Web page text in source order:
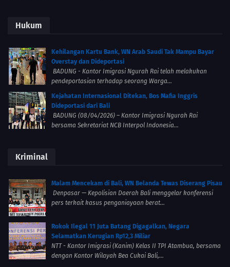
Hukum
Kehilangan Kartu Bank, WN Arab Saudi Tak Mampu Bayar
Overstay dan Dideportasi
BADUNG - Kantor Imigrasi Ngurah Rai telah melakukan
pendeportasian terhadap seorang Warga...
Kejahatan Internasional Ditekan, Bos Mafia Inggris
Dideportasi dari Bali
BADUNG (08/04/2026) – Kantor Imigrasi Ngurah Rai
bersama Sekretariat NCB Interpol Indonesia...
Kriminal
Malam Mencekam di Bali, WN Belanda Tewas Diserang Pisau
Denpasar — Kepolisian Daerah Bali menggelar konferensi
pers terkait kasus penganiayaan berat...
Rokok Ilegal 11 Juta Batang Digagalkan, Negara
Selamatkan Kerugian Rp12,3 Miliar
NTT - Kantor Imigrasi (Kanim) Kelas II TPI Atambua, bersama
dengan Kantor Wilayah Bea Cukai Bali,...